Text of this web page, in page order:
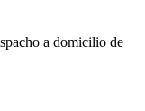
a domicilio de